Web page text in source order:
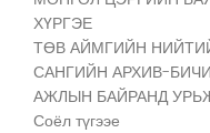
ХҮРГЭЕ
ТӨВ АЙМГИЙН
САНГИЙН АРХИВ-
АЖЛЫН БАЙРАНД
Соёл түгээе